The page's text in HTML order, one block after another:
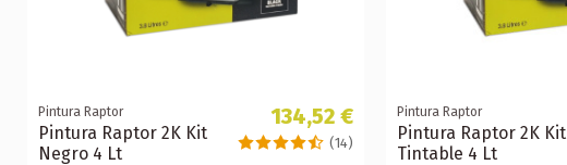
Pintura Raptor
Pintura Raptor 2K Kit
Negro 4 Lt
134,52 €
(14)
Pintura Raptor
Pintura Raptor 2K Kit
Tintable 4 Lt